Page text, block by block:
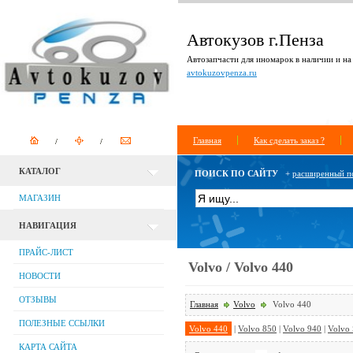
Автокузов г.Пенза
Автозапчасти для иномарок в наличии и на
avtokuzovpenza.ru
Главная Как сделать заказ ?
КАТАЛОГ
МАГАЗИН
НАВИГАЦИЯ
ПРАЙС-ЛИСТ
НОВОСТИ
ОТЗЫВЫ
ПОЛЕЗНЫЕ ССЫЛКИ
КАРТА САЙТА
ПОИСК ПО САЙТУ + расширенный
Volvo / Volvo 440
Главная Volvo Volvo 440
Volvo 440 | Volvo 850 | Volvo 940 | Volvo